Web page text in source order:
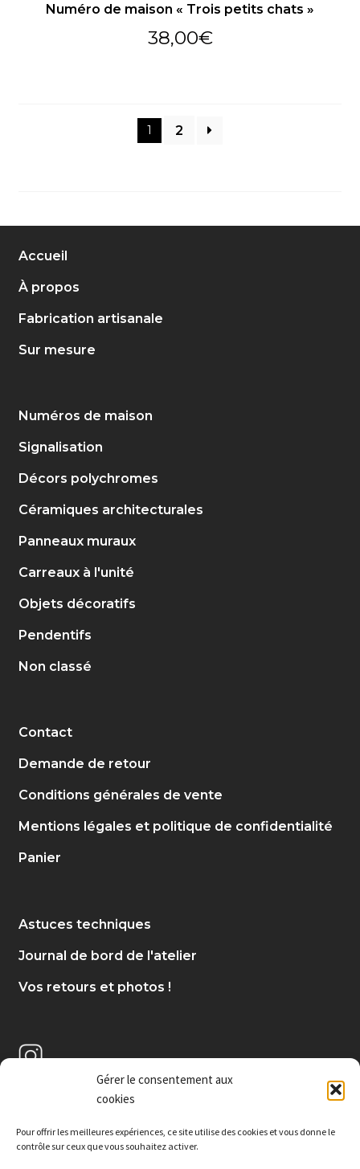
Gérer le consentement aux
cookies
Pour offrir les meilleures expériences, ce site utilise des cookies et vous donne le
contrôle sur ceux que vous souhaitez activer.
Numéro de maison « Trois petits chats »
38,00€
1 2
Accueil
À propos
Fabrication artisanale
Sur mesure
Numéros de maison
Signalisation
Décors polychromes
Céramiques architecturales
Panneaux muraux
Carreaux à l'unité
Objets décoratifs
Pendentifs
Non classé
Contact
Demande de retour
Conditions générales de vente
Mentions légales et politique de confidentialité
Panier
Astuces techniques
Journal de bord de l'atelier
Vos retours et photos !